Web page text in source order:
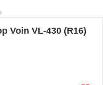
Voin VL-430 (R16)